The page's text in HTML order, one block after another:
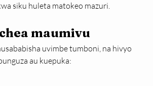
siku huleta matokeo mazuri.
maumivu
uvimbe tumboni, na hivyo
au kuepuka: